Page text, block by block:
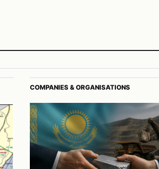
COMPANIES & ORGANISATIONS